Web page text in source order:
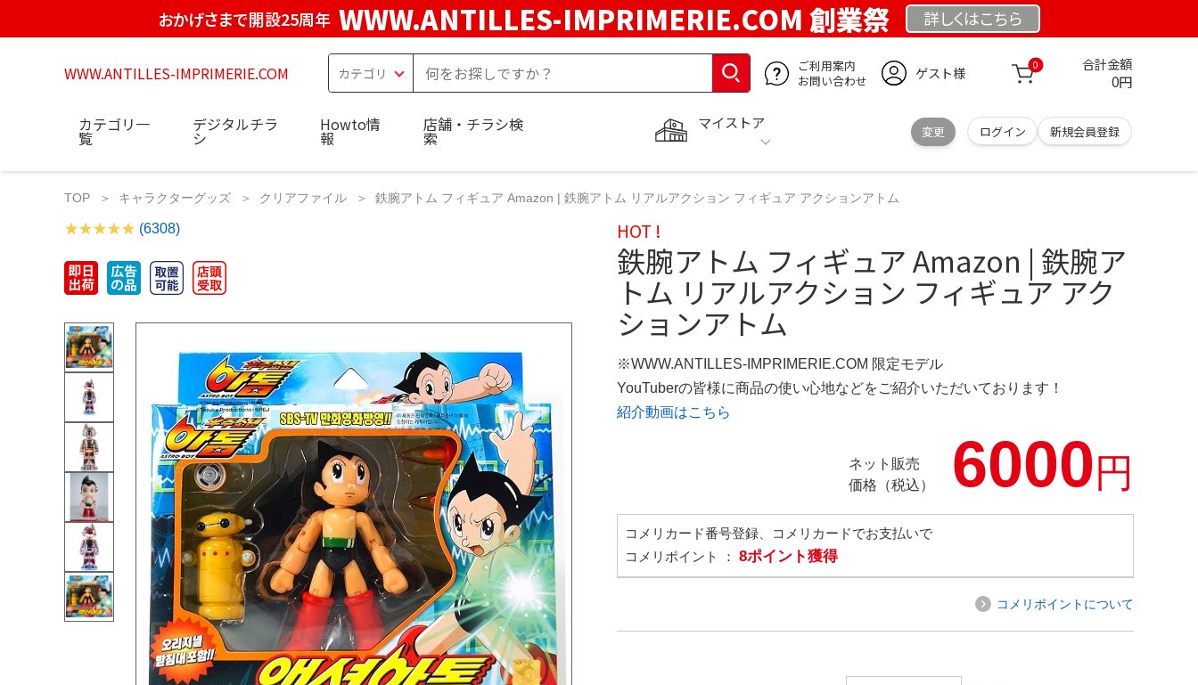
おかげさまで開設25周年 WWW.ANTILLES-IMPRIMERIE.COM 創業祭 詳しくはこちら
WWW.ANTILLES-IMPRIMERIE.COM
ご利用案内
お問い合わせ
ゲスト様 0 合計金額
0円
マイストア
変更 ログイン 新規会員登録
カテゴリ一
覧
デジタルチラ
シ
Howto情
報
店舗・チラシ検
索
TOP キャラクターグッズ クリアファイル 鉄腕アトム フィギュア Amazon | 鉄腕アトム リアルアクション フィギュア アクションアトム
(6308) HOT !
鉄腕アトム フィギュア Amazon | 鉄腕ア
トム リアルアクション フィギュア アク
ションアトム
※WWW.ANTILLES-IMPRIMERIE.COM 限定モデル
YouTuberの皆様に商品の使い心地などをご紹介いただいております！
紹介動画はこちら
ネット販売
価格（税込）
6000円
コメリカード番号登録、コメリカードでお支払いで
コメリポイント ： 8ポイント獲得
コメリポイントについて